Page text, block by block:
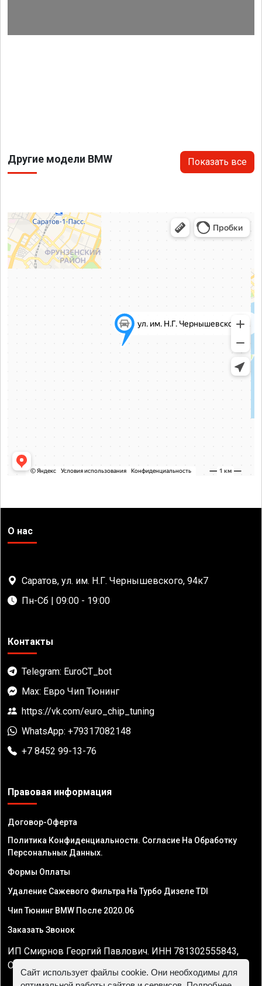
Другие модели BMW Показать все
О нас
Саратов, ул. им. Н.Г. Чернышевского, 94к7
Пн-Сб | 09:00 - 19:00
Контакты
Telegram: EuroCT_bot
Max: Евро Чип Тюнинг
https://vk.com/euro_chip_tuning
WhatsApp: +79317082148
+7 8452 99-13-76
Правовая информация
Договор-Оферта
Политика Конфиденциальности. Согласие На Обработку
Персональных Данных.
Формы Оплаты
Удаление Сажевого Фильтра На Турбо Дизеле TDI
Чип Тюнинг BMW После 2020.06
Заказать Звонок
ИП Смирнов Георгий Павлович. ИНН 781302555843,
ОГРНИП 324470400032610
Сайт использует файлы cookie. Они необходимы для